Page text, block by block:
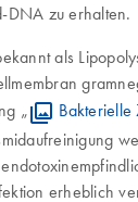
DNA zu erhalten.
als
„
erheblich